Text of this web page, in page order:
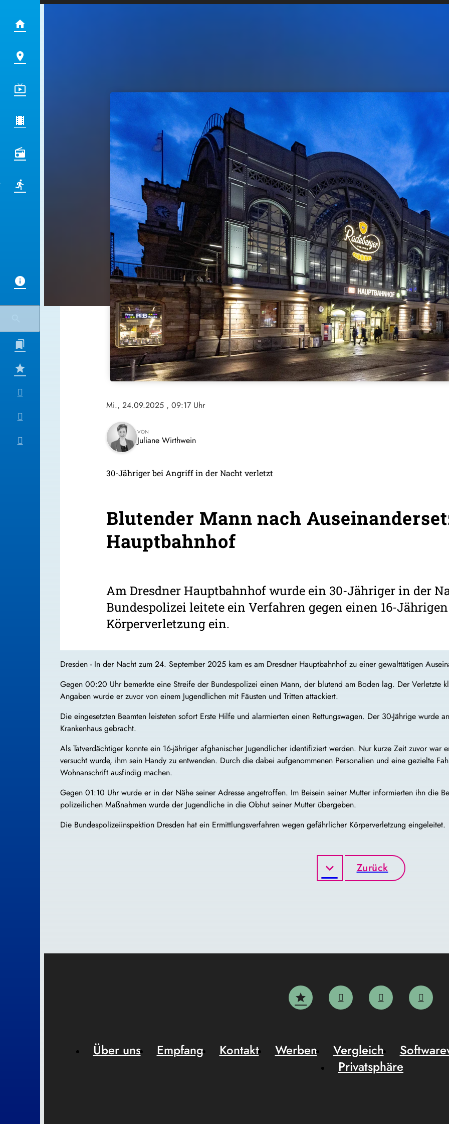
Mi., 24.09.2025 , 09:17 Uhr
VON
Juliane Wirthwein
30-Jähriger bei Angriff in der Nacht verletzt
Blutender Mann nach
Hauptbahnhof
Am Dresdner Hauptbahnhof wurde ein 30-Jähriger in der
Bundespolizei leitete ein Verfahren gegen einen 16-
Körperverletzung ein.
Dresden - In der Nacht zum 24. September 2025 kam es am Dresdner Hauptbahnhof zu einer gewalttätigen
Gegen 00:20 Uhr bemerkte eine Streife der Bundespolizei einen Mann, der blutend am Boden lag. Der Verletzte
Angaben wurde er zuvor von einem Jugendlichen mit Fäusten und Tritten attackiert.
Die eingesetzten Beamten leisteten sofort Erste Hilfe und alarmierten einen Rettungswagen. Der 30-Jährige wurde
Krankenhaus gebracht.
Als Tatverdächtiger konnte ein 16-jähriger afghanischer Jugendlicher identifiziert werden. Nur kurze Zeit zuvor
versucht wurde, ihm sein Handy zu entwenden. Durch die dabei aufgenommenen Personalien und eine gezielte
Wohnanschrift ausfindig machen.
Gegen 01:10 Uhr wurde er in der Nähe seiner Adresse angetroffen. Im Beisein seiner Mutter informierten ihn die
polizeilichen Maßnahmen wurde der Jugendliche in die Obhut seiner Mutter übergeben.
Die Bundespolizeiinspektion Dresden hat ein Ermittlungsverfahren wegen gefährlicher Körperverletzung eingeleitet.
Zurück
Über uns Empfang Kontakt Werben Vergleich
Privatsphäre